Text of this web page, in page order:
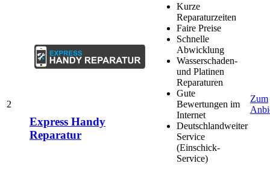
2
Express Handy
Reparatur
Kurze
Reparaturzeiten
Faire Preise
Schnelle
Abwicklung
Wasserschaden-
und Platinen
Reparaturen
Gute
Bewertungen im
Internet
Deutschlandweiter
Service
(Einschick-
Service)
Zum